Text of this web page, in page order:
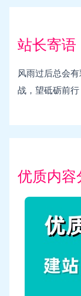
站长寄语
风雨过后总会
战，望砥砺前行
优质内容